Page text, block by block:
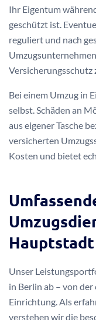
Ihr Eigentum
geschützt ist.
reguliert und nach
Bei einem Umzug in
selbst. Schäden an
aus eigener Tasche
versicherten
Kosten und bietet
Hauptstadt
Unser
in Berlin ab – von
Einrichtung. Als
verstehen wir die